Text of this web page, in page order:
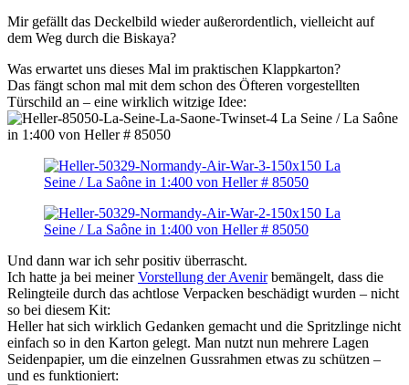
Mir gefällt das Deckelbild wieder außerordentlich, vielleicht auf
dem Weg durch die Biskaya?
Was erwartet uns dieses Mal im praktischen Klappkarton?
Das fängt schon mal mit dem schon des Öfteren vorgestellten
Türschild an – eine wirklich witzige Idee:
Und dann war ich sehr positiv überrascht.
Ich hatte ja bei meinerVorstellung der Avenirbemängelt, dass die
Relingteile durch das achtlose Verpacken beschädigt wurden – nicht
so bei diesem Kit:
Heller hat sich wirklich Gedanken gemacht und die Spritzlinge nicht
einfach so in den Karton gelegt. Man nutzt nun mehrere Lagen
Seidenpapier, um die einzelnen Gussrahmen etwas zu schützen –
und es funktioniert: